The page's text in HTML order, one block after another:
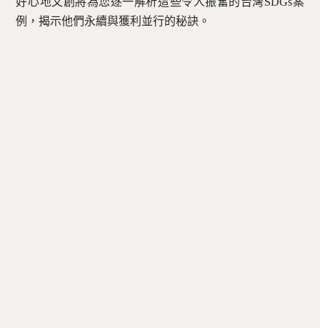
例，揭示他們永續與獲利並行的秘訣。